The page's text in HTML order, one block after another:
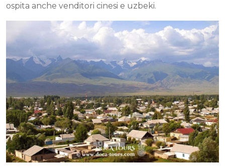
ospita anche venditori cinesi e uzbeki.